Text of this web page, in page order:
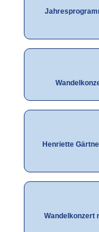
Henriette
Wandelkonzert